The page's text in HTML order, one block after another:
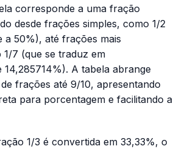
corresponde a uma fração
desde frações simples, como 1/2
a 50%), até frações mais
7 (que se traduz em
14,285714%). A tabela abrange
frações até 9/10, apresentando
para porcentagem e facilitando a
1/3 é convertida em 33,33%, o